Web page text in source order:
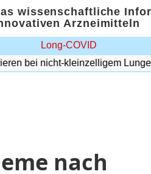
wissenschaftliche
Arzneimitteln
Long-COVID
bei nicht-kleinzelligem
nach